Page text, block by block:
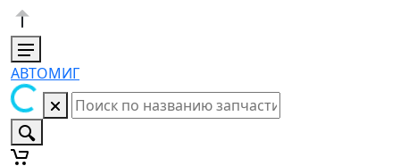
АВТОМИГ